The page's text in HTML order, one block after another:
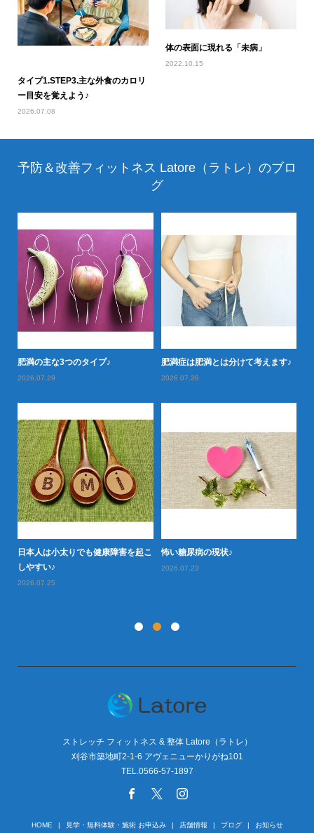
タイプ1.STEP3.主な外食のカロリ
ー目安を覚えよう♪
2026.07.08
体の表面に現れる「未病」
2022.10.15
予防＆改善フィットネス Latore（ラトレ）のブロ
グ
肥満の主な3つのタイプ♪
2026.07.29
肥満症は肥満とは分けて考えます♪
2026.07.26
日本人は小太りでも健康障害を起こ
しやすい♪
2026.07.25
怖い糖尿病の現状♪
2026.07.23
ストレッチ フィットネス & 整体 Latore（ラトレ）
刈谷市築地町2-1-6 アヴェニューかりがね101
TEL.0566-57-1897
HOME 見学・無料体験・施術 お申込み 店舗情報 ブログ お知らせ